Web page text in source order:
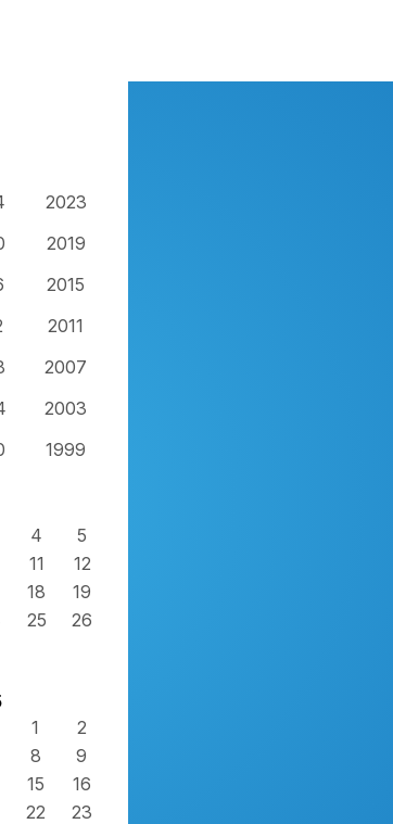
2023
2019
2015
2011
2007
2003
1999
4
5
11
12
18
19
25
26
1
2
8
9
15
16
22
23